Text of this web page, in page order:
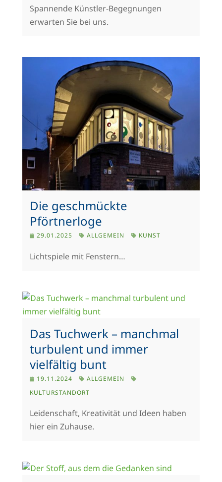
Spannende Künstler-Begegnungen
erwarten Sie bei uns.
Die geschmückte
Pförtnerloge
29.01.2025 ALLGEMEIN KUNST
Lichtspiele mit Fenstern…
Das Tuchwerk – manchmal
turbulent und immer
vielfältig bunt
19.11.2024
ALLGEMEIN
KULTURSTANDORT
Leidenschaft, Kreativität und Ideen haben
hier ein Zuhause.